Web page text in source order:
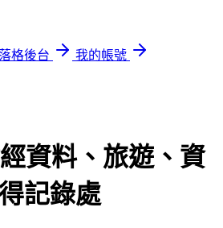
格後台
我的帳號
資料、旅遊、資
記錄處